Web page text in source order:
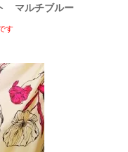
マルチブルー
す